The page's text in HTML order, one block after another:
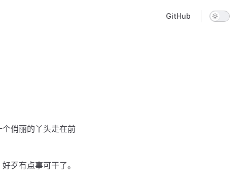
GitHub
俏丽的丫头走在前
歹有点事可干了。